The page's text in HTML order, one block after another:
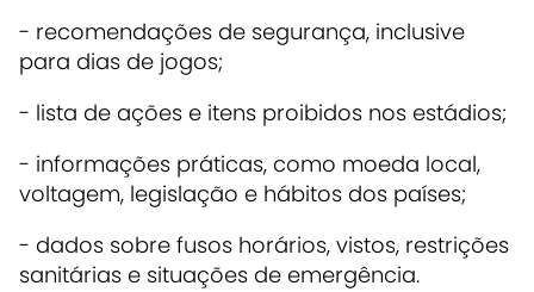
- recomendações de segurança, inclusive
para dias de jogos;
- lista de ações e itens proibidos nos estádios;
- informações práticas, como moeda local,
voltagem, legislação e hábitos dos países;
- dados sobre fusos horários, vistos, restrições
sanitárias e situações de emergência.